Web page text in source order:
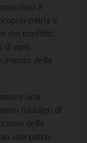
il
patria e
dei conflitti,
di ogni
della
una
l’obbligo di
della
una patria